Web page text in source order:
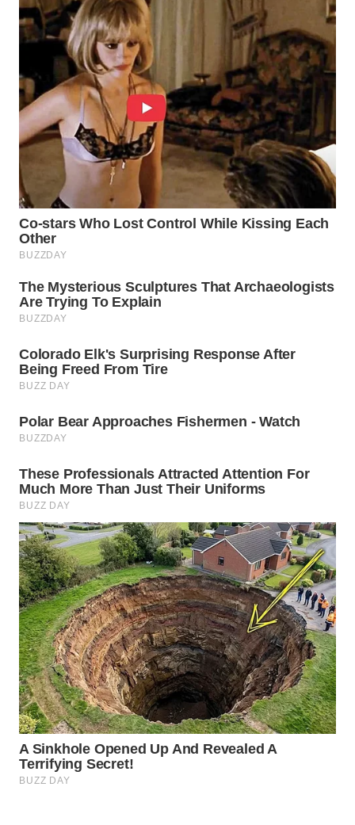
WN
BOROBUDUR
MADURA
WN
SURABAYA
NATUNA
WN
BINTAN
WN
MANDALIKA
WN
LIKUPANG
WN
LABUANBAJO
WN
BORNEO
Wahana
Media
Group
WAHANA
NEWS
WAHANA
TANI
WAHANA
ADVOKAT
WAHANA